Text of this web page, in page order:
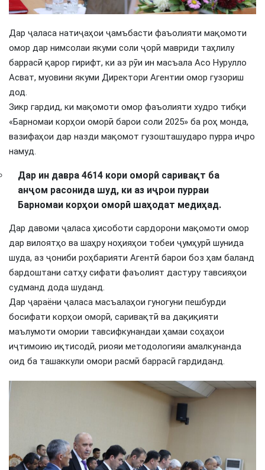
Дар ҷаласа натиҷаҳои ҷамъбасти фаъолияти мақомоти
омор дар нимсолаи якуми соли ҷорӣ мавриди таҳлилу
баррасӣ қарор гирифт, ки аз рӯи ин масъала Асо Нурулло
Асват, муовини якуми Директори Агентии омор гузориш
дод.
Зикр гардид, ки мақомоти омор фаъолияти худро тибқи
«Барномаи корҳои оморӣ барои соли 2025» ба роҳ монда,
вазифаҳои дар назди мақомот гузошташударо пурра иҷро
намуд.
Дар ин давра 4614 кори оморӣ саривақт ба
анҷом расонида шуд, ки аз иҷрои пурраи
Барномаи корҳои оморӣ шаҳодат медиҳад.
Дар давоми ҷаласа ҳисоботи сардорони мақомоти омор
дар вилоятҳо ва шаҳру ноҳияҳои тобеи ҷумҳурӣ шунида
шуда, аз ҷониби роҳбарияти Агентӣ барои боз ҳам баланд
бардоштани сатҳу сифати фаъолият дастуру тавсияҳои
судманд дода шуданд.
Дар ҷараёни ҷаласа масъалаҳои гуногуни пешбурди
босифати корҳои оморӣ, саривақтӣ ва дақиқияти
маълумоти омории тавсифкунандаи ҳамаи соҳаҳои
иҷтимоию иқтисодӣ, риояи методологияи амалкунанда
оид ба ташаккули омори расмӣ баррасӣ гардиданд.